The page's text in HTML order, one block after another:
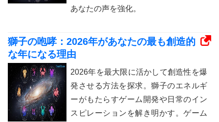
あなたの声を強化。
獅子の咆哮：2026年があなたの最も創造的
な年になる理由
2026年を最大限に活かして創造性を爆
発させる方法を探求。獅子のエネルギ
ーがもたらすゲーム開発や日常のイン
スピレーションを解き明かす。ゲーム